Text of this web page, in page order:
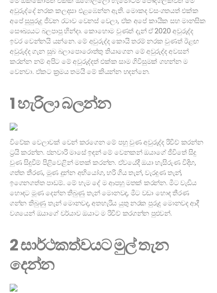
අවුරුද්දේ නරක කලදසා එළඹෙන්න ඇති. මොකද වසංගතයත් එක්ක
අපේ සුපුරුදු ජීවන රටාව වෙනස් වෙලා, ඒක අපේ කායික සහ මානසික
සෞඛ්‍යයට බලපාපු හින්දා. කොහොම වුණත් දැන් ඒ 2020 අවුරුද්ද
ඉවර වෙන්නයි යන්නෙ. මේ අවුරුද්ද කොයි තරම් නරක වුණත් ඊළඟ
අවුරුද්ද ගැන සුබ බලාපොරොත්තු තියාගෙන මේ අවුරුද්ද අවසන්
කරන්න නම් අපිට මේ අවුරුද්දත් එක්ක සාම ගිවිසුමක් ගහන්න ම
වෙනවා. ඒකට ක්‍රමය තමයි මේ කියන්න හදන්නෙ.
1 හැරිලා බලන්න
විවේක වෙලාවක් වෙන් කරගෙන මේ පහු වුණ අවුරුද්ද රිවීව් කරන්න
ට්‍රයි කරන්න. ජනවාරි මාසේ ඉඳන් මේ වෙනකන් ඔයාගේ ජීවිතේ සිදු
වුණ සිදුවීම් පිළිවෙළින් මතක් කරන්න. ඒවයේදී ඔයා හැසිරුණ විදිහ,
ගත්ත තීරණ, මූණ දුන්න අභියෝග, හරි ගිය තැන්, වැරදුණ තැන්,
ඉගෙනගත්ත පාඩම්.. මේ හැම දේ ම ආපහු මතක් කරන්න. මීට වැඩිය
හොඳට මූණ දෙන්න තිබුණු තැන් මොනවද, මීට වඩා හොඳ තීරණ
ගන්න තිබුණු තැන් මොනවද, අතහැරිය යුතු නරක පුරුදු මොනවද ආදී
වශයෙන් ඔයාගේ චර්යාව ඔයාට ම රිවීව් කරගන්න පුළුවන්.
2 සාර්ථකත්වයට මුල් තැන
දෙන්න